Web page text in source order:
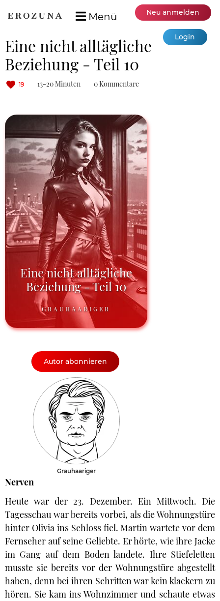
Menü Neu anmelden
Login
Eine nicht alltägliche
Beziehung - Teil 10
19 13-20 Minuten 0 Kommentare
Eine nicht alltägliche
Beziehung - Teil 10
GRAUHAARIGER
Autor abonnieren
Grauhaariger
Nerven
Heute war der 23. Dezember. Ein Mittwoch. Die
Tagesschau war bereits vorbei, als die Wohnungstüre
hinter Olivia ins Schloss fiel. Martin wartete vor dem
Fernseher auf seine Geliebte. Er hörte, wie ihre Jacke
im Gang auf dem Boden landete. Ihre Stiefeletten
musste sie bereits vor der Wohnungstüre abgestellt
haben, denn bei ihren Schritten war kein klackern zu
hören. Sie kam ins Wohnzimmer und schaute etwas